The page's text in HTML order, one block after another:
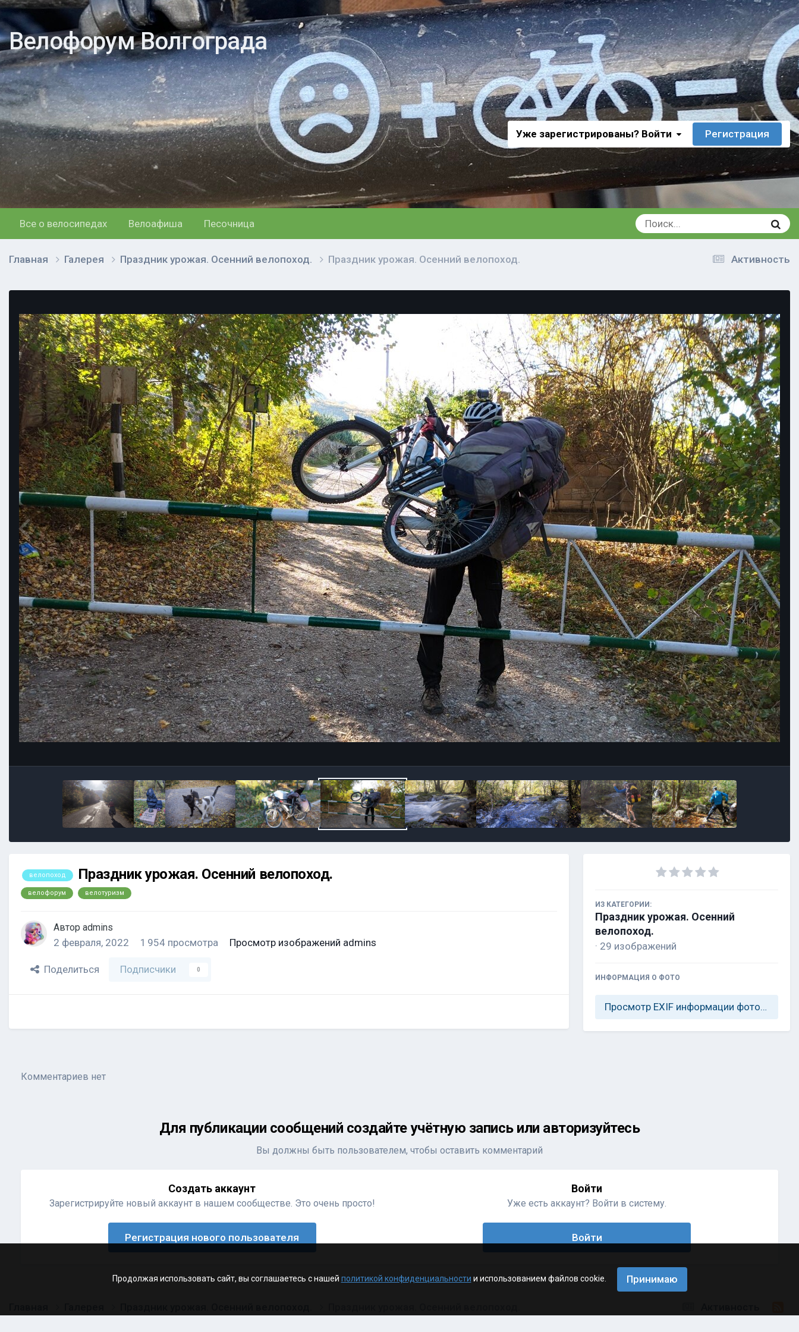
Велофорум Волгограда
Уже зарегистрированы? Войти Регистрация
Все о велосипедах Велоафиша Песочница
Активность
Главная Галерея Праздник урожая. Осенний велопоход. Праздник урожая. Осенний велопоход.
велопоход Праздник урожая. Осенний велопоход.
велофорум велотуризм
Автор admins
2 февраля, 2022 1 954 просмотра Просмотр изображений admins
Поделиться Подписчики 0
ИЗ КАТЕГОРИИ:
Праздник урожая. Осенний
велопоход.
· 29 изображений
ИНФОРМАЦИЯ О ФОТО
Просмотр EXIF информации фотографии
Комментариев нет
Для публикации сообщений создайте учётную запись или авторизуйтесь
Вы должны быть пользователем, чтобы оставить комментарий
Создать аккаунт
Зарегистрируйте новый аккаунт в нашем сообществе. Это очень просто!
Регистрация нового пользователя
Войти
Уже есть аккаунт? Войти в систему.
Войти
Продолжая использовать сайт, вы соглашаетесь с нашей политикой конфиденциальности и использованием файлов cookie. Принимаю